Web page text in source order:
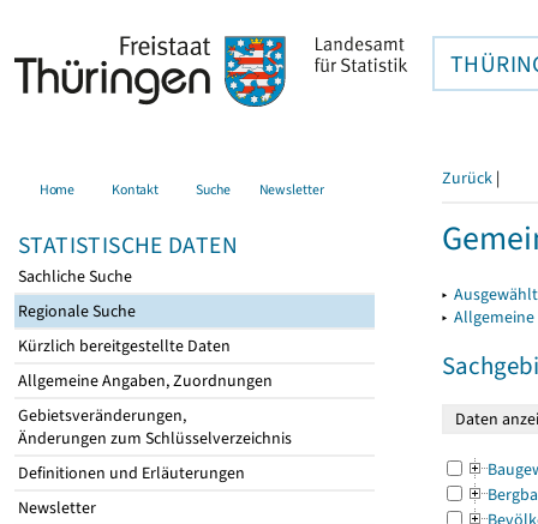
Home Kontakt Suche Newsletter
STATISTISCHE DATEN
Sachliche Suche
Regionale Suche
Kürzlich bereitgestellte Daten
Allgemeine Angaben, Zuordnungen
Gebietsveränderungen,
Änderungen zum Schlüsselverzeichnis
Definitionen und Erläuterungen
Newsletter
Zurück |
▸
▸